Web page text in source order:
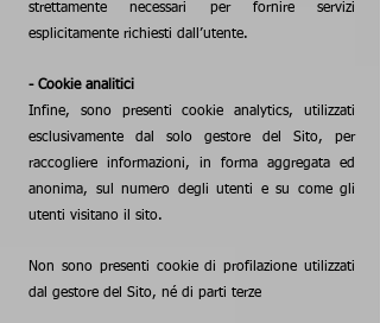
strettamente necessari per fornire servizi
esplicitamente richiesti dall’utente.
- Cookie analitici
Infine, sono presenti cookie analytics, utilizzati
esclusivamente dal solo gestore del Sito, per
raccogliere informazioni, in forma aggregata ed
anonima, sul numero degli utenti e su come gli
utenti visitano il sito.
Non sono presenti cookie di profilazione utilizzati
dal gestore del Sito, né di parti terze